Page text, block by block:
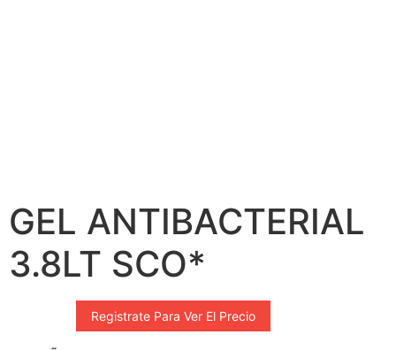
GEL ANTIBACTERIAL
3.8LT SCO*
Registrate Para Ver El Precio